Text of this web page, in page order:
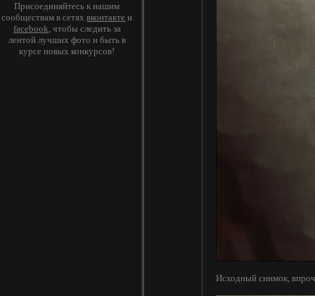
Присоединяйтесь к нашим
сообществам в сетяхвконтакте и
facebook, чтобы следить за
лентой лучших фото и быть в
курсе новых конкурсов!
Исходный снимок,